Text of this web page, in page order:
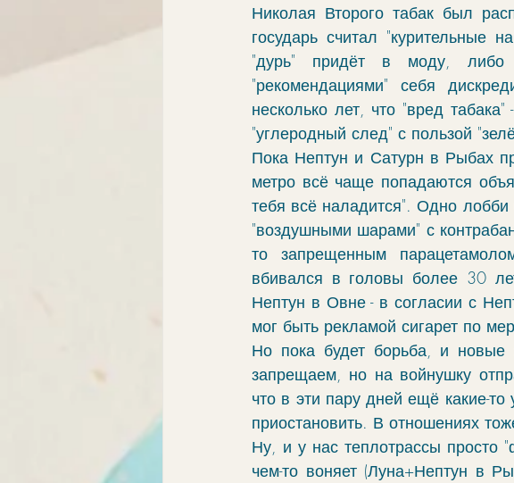
Николая Второго табак был
государь считал "курительные
"дурь" придёт в моду,
"рекомендациями" себя
несколько лет, что "вред
"углеродный след" с пользой
Пока Нептун и Сатурн в Рыбах
метро всё чаще попадаются
тебя всё наладится". Одно
"воздушными шарами" с
то запрещенным
вбивался в головы более 30
Нептун в Овне - в согласии с
мог быть рекламой сигарет по
Но пока будет борьба, и новые
запрещаем, но на войнушку
что в эти пару дней ещё какие-
приостановить. В отношениях
Ну, и у нас теплотрассы
чем-то воняет (Луна+Нептун в